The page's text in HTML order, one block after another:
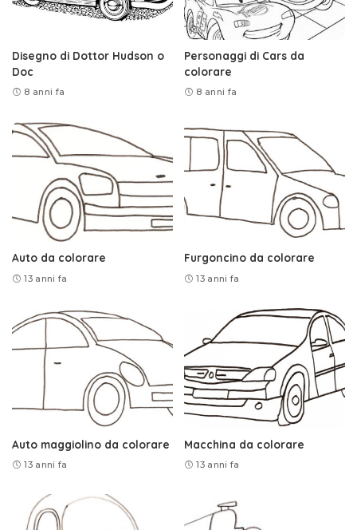
Disegno di Dottor Hudson o
Doc
8 anni fa
Personaggi di Cars da
colorare
8 anni fa
Auto da colorare
13 anni fa
Furgoncino da colorare
13 anni fa
Auto maggiolino da colorare
13 anni fa
Macchina da colorare
13 anni fa